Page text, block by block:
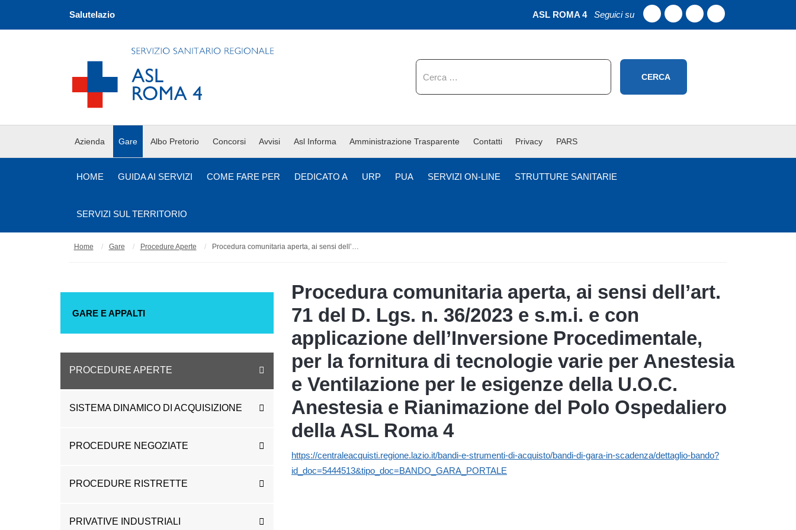
Salutelazio ASL ROMA 4 Seguici su
Cerca
CERCA
Azienda Gare Albo Pretorio Concorsi Avvisi Asl Informa Amministrazione Trasparente Contatti Privacy PARS
HOME GUIDA AI SERVIZI COME FARE PER DEDICATO A URP PUA SERVIZI ON-LINE STRUTTURE SANITARIE
SERVIZI SUL TERRITORIO
Home Gare Procedure Aperte
Procedura comunitaria aperta, ai sensi dell’art.
71 del D. Lgs. n. 36/2023 e s.m.i. e con
applicazione dell’Inversione Procedimentale,
per la fornitura di tecnologie varie per Anestesia
e Ventilazione per le esigenze della U.O.C.
Anestesia e Rianimazione del Polo Ospedaliero
della ASL Roma 4
https://centraleacquisti.regione.lazio.it/bandi-e-strumenti-di-acquisto/bandi-di-gara-in-scadenza/dettaglio-bando?
id_doc=5444513&tipo_doc=BANDO_GARA_PORTALE
GARE E APPALTI
PROCEDURE APERTE
SISTEMA DINAMICO DI ACQUISIZIONE
PROCEDURE NEGOZIATE
PROCEDURE RISTRETTE
PRIVATIVE INDUSTRIALI